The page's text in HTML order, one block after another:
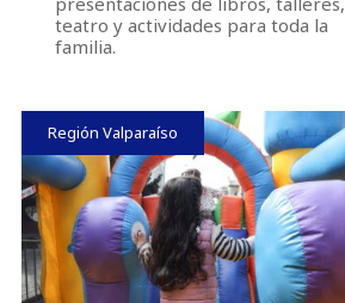
teatro y actividades para toda la
familia.
Región Valparaíso